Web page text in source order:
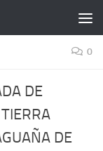
0
DE
DE